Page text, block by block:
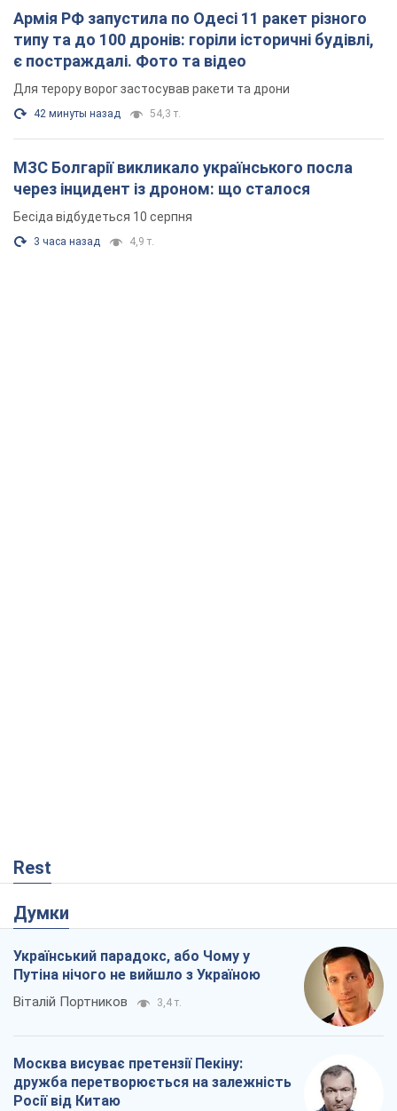
Армія РФ запустила по Одесі 11 ракет різного
типу та до 100 дронів: горіли історичні будівлі,
є постраждалі. Фото та відео
Для терору ворог застосував ракети та дрони
42 минуты назад 54,3 т.
МЗС Болгарії викликало українського посла
через інцидент із дроном: що сталося
Бесіда відбудеться 10 серпня
3 часа назад 4,9 т.
Rest
Думки
Український парадокс, або Чому у
Путіна нічого не вийшло з Україною
Віталій Портников 3,4 т.
Москва висуває претензії Пекіну:
дружба перетворюється на залежність
Росії від Китаю